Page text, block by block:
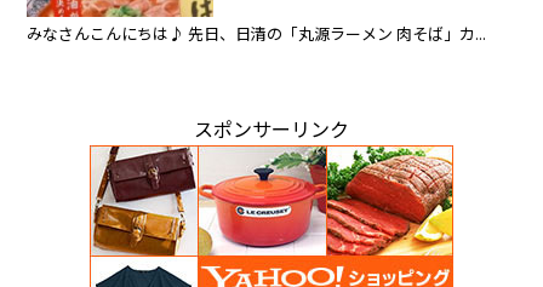
みなさんこんにちは♪ 先日、日清の「丸源ラーメン 肉そば」カ...
スポンサーリンク